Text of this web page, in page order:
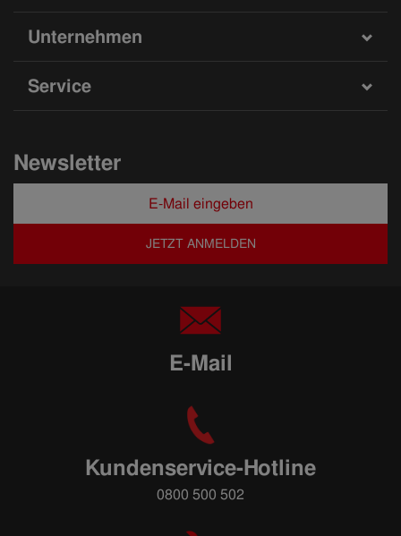
Unternehmen
Service
Newsletter
JETZT ANMELDEN
E-Mail
Kundenservice-Hotline
0800 500 502